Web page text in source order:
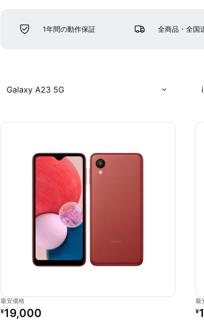
1年間の動作保証 全商品・全国
Galaxy A23 5G
最安価格
リファービッシュ品の価格：
¥19,000
最
リ
¥